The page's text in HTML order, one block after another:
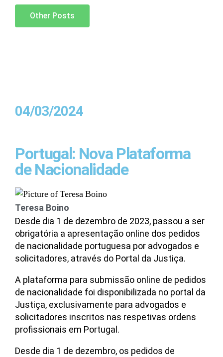
Other Posts
04/03/2024
Portugal: Nova Plataforma
de Nacionalidade
Teresa Boino
Desde dia 1 de dezembro de 2023, passou a ser
obrigatória a apresentação online dos pedidos
de nacionalidade portuguesa por advogados e
solicitadores, através do Portal da Justiça.
A plataforma para submissão online de pedidos
de nacionalidade foi disponibilizada no portal da
Justiça, exclusivamente para advogados e
solicitadores inscritos nas respetivas ordens
profissionais em Portugal.
Desde dia 1 de dezembro, os pedidos de